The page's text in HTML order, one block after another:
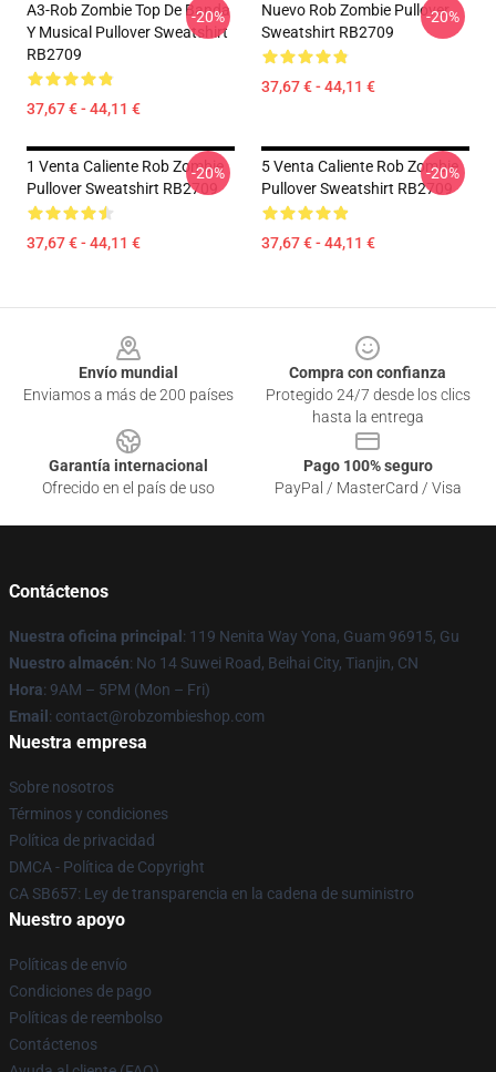
A3-Rob Zombie Top De Banda
Y Musical Pullover Sweatshirt
RB2709
37,67 € - 44,11 €
-20%
Nuevo Rob Zombie Pullover
Sweatshirt RB2709
37,67 € - 44,11 €
-20%
1 Venta Caliente Rob Zombie
Pullover Sweatshirt RB2709
37,67 € - 44,11 €
-20%
5 Venta Caliente Rob Zombie
Pullover Sweatshirt RB2709
37,67 € - 44,11 €
-20%
Envío mundial
Enviamos a más de 200 países
Compra con confianza
Protegido 24/7 desde los clics
hasta la entrega
Garantía internacional
Ofrecido en el país de uso
Pago 100% seguro
PayPal / MasterCard / Visa
Contáctenos
Nuestra oficina principal : 119 Nenita Way Yona, Guam 96915, Gu
Nuestro almacén: No 14 Suwei Road, Beihai City, Tianjin, CN
Hora: 9AM – 5PM (Mon – Fri)
Email : contact@robzombieshop.com
Nuestra empresa
Sobre nosotros
Términos y condiciones
Política de privacidad
DMCA - Política de Copyright
CA SB657: Ley de transparencia en la cadena de suministro
Nuestro apoyo
Políticas de envío
Condiciones de pago
Políticas de reembolso
Contáctenos